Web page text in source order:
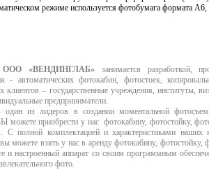
режиме используется фотобумага формата
ООО «ВЕНДИНГЛАБ» занимается разработкой,
- автоматических фотокабин, фотостоек,
клиентов – государственные учреждения,
предприниматели.
один из лидеров в создании моментальной
можете приобрести у нас фотокабину, фотостойку,
С полной комплектацией и характеристиками наших
можете взять у нас в аренду фотокабину, фотостойку,
и настроенный аппарат со своим программным
фото.